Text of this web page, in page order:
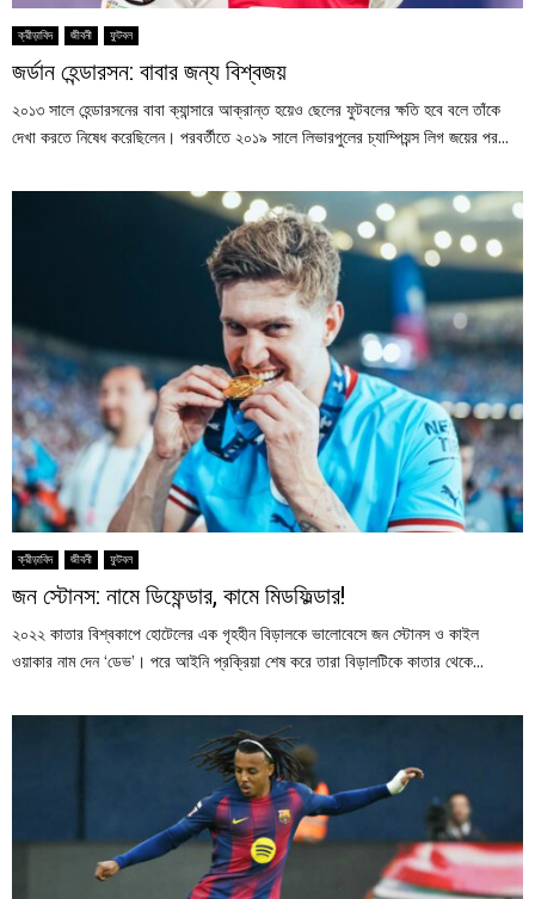
ক্রীড়াবিদ জীবনী ফুটবল
জর্ডান হেন্ডারসন: বাবার জন্য বিশ্বজয়
২০১৩ সালে হেন্ডারসনের বাবা ক্যান্সারে আক্রান্ত হয়েও ছেলের ফুটবলের ক্ষতি হবে বলে তাঁকে
দেখা করতে নিষেধ করেছিলেন। পরবর্তীতে ২০১৯ সালে লিভারপুলের চ্যাম্পিয়ন্স লিগ জয়ের পর...
ক্রীড়াবিদ জীবনী ফুটবল
জন স্টোনস: নামে ডিফেন্ডার, কামে মিডফিল্ডার!
২০২২ কাতার বিশ্বকাপে হোটেলের এক গৃহহীন বিড়ালকে ভালোবেসে জন স্টোনস ও কাইল
ওয়াকার নাম দেন ‘ডেভ’। পরে আইনি প্রক্রিয়া শেষ করে তারা বিড়ালটিকে কাতার থেকে...